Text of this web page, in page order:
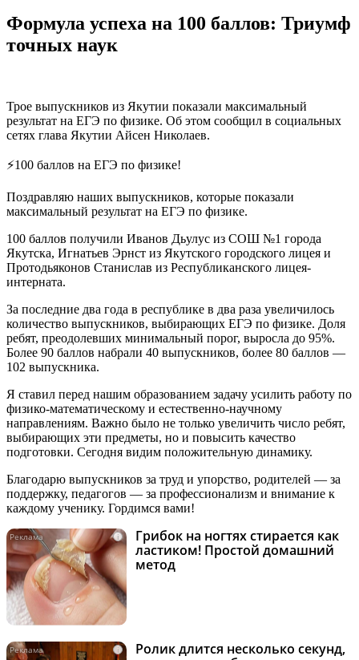
Формула успеха на 100 баллов: Триумф
точных наук
Трое выпускников из Якутии показали максимальный
результат на ЕГЭ по физике. Об этом сообщил в социальных
сетях глава Якутии Айсен Николаев.
⚡️100 баллов на ЕГЭ по физике!
Поздравляю наших выпускников, которые показали
максимальный результат на ЕГЭ по физике.
100 баллов получили Иванов Дьулус из СОШ №1 города
Якутска, Игнатьев Эрнст из Якутского городского лицея и
Протодьяконов Станислав из Республиканского лицея-
интерната.
За последние два года в республике в два раза увеличилось
количество выпускников, выбирающих ЕГЭ по физике. Доля
ребят, преодолевших минимальный порог, выросла до 95%.
Более 90 баллов набрали 40 выпускников, более 80 баллов —
102 выпускника.
Я ставил перед нашим образованием задачу усилить работу по
физико-математическому и естественно-научному
направлениям. Важно было не только увеличить число ребят,
выбирающих эти предметы, но и повысить качество
подготовки. Сегодня видим положительную динамику.
Благодарю выпускников за труд и упорство, родителей — за
поддержку, педагогов — за профессионализм и внимание к
каждому ученику. Гордимся вами!
i
Грибок на ногтях стирается как
ластиком! Простой домашний
метод
i
Ролик длится несколько секунд,